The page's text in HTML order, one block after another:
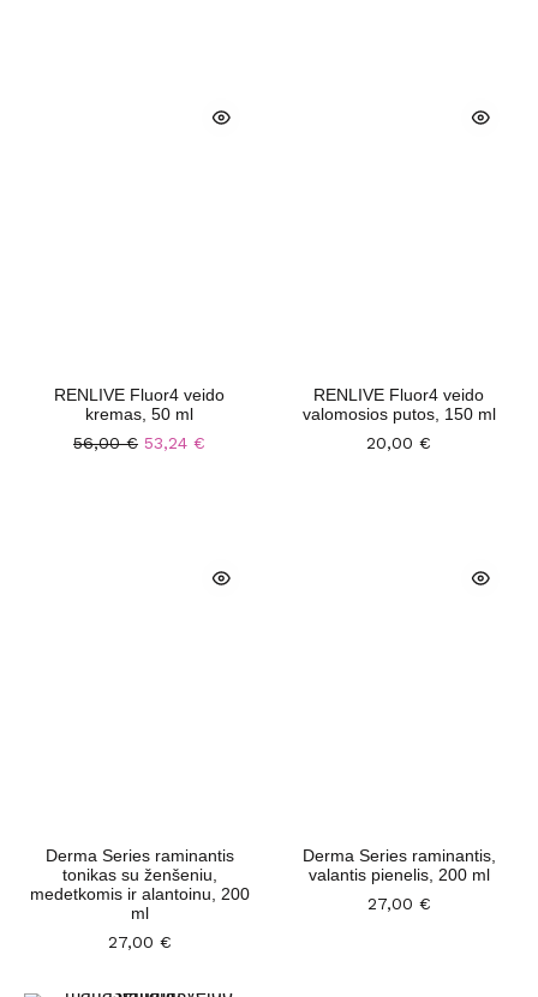
RENLIVE Fluor4 veido
kremas, 50 ml
56,00€ 53,24 €
RENLIVE Fluor4 veido
valomosios putos, 150 ml
20,00 €
Derma Series raminantis
tonikas su ženšeniu,
medetkomis ir alantoinu, 200
ml
27,00 €
Derma Series raminantis,
valantis pienelis, 200 ml
27,00 €